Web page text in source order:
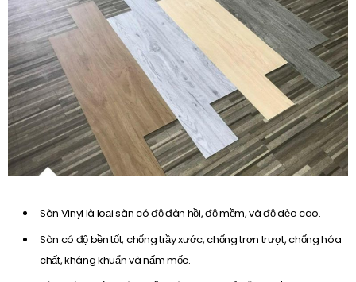
Sàn Vinyl là loại sàn có độ đàn hồi, độ mềm, và độ dẻo cao.
Sàn có độ bền tốt, chống trầy xước, chống trơn trượt, chống hóa
chất, kháng khuẩn và nấm mốc.